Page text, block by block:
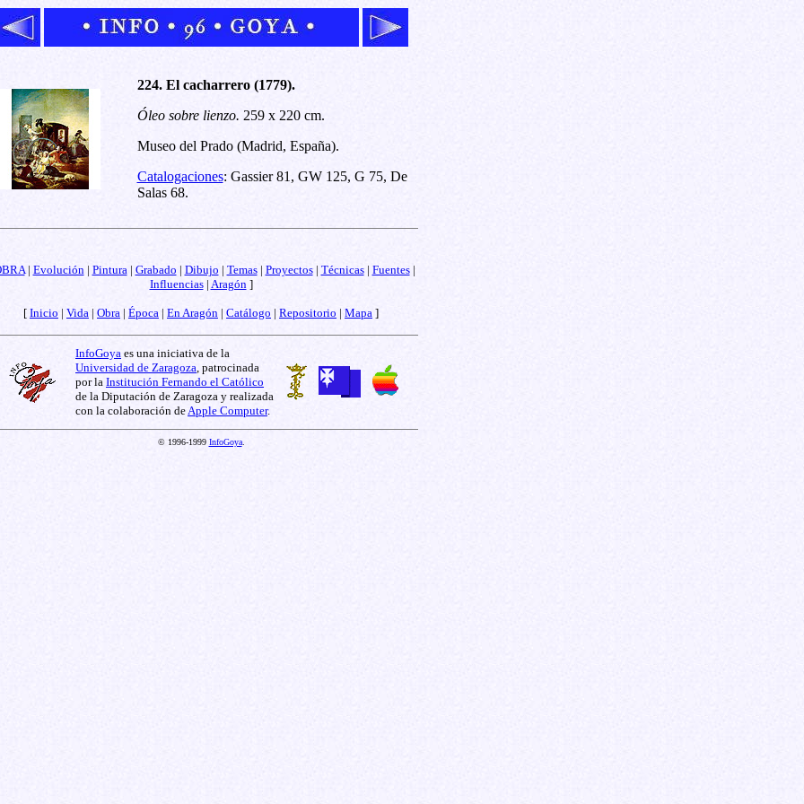
224. El cacharrero (1779).
Óleo sobre lienzo. 259 x 220 cm.
Museo del Prado (Madrid, España).
Catalogaciones: Gassier 81, GW 125, G 75, De
Salas 68.
| Evolución| Pintura| Grabado | Dibujo | Temas| Proyectos| Técnicas| Fuentes|
Influencias| Aragón]
[ Inicio | Vida | Obra | Época | En Aragón | Catálogo | Repositorio | Mapa ]
InfoGoya es una iniciativa de la
Universidad de Zaragoza, patrocinada
por la Institución Fernando el Católico
de la Diputación de Zaragoza y realizada
con la colaboración deApple Computer.
© 1996-1999 InfoGoya.